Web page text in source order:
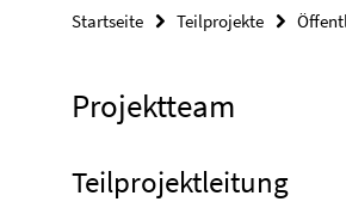
Startseite Teilprojekte
Projektteam
Teilprojektleitung